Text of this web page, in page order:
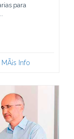
para
MÃ¡s Info